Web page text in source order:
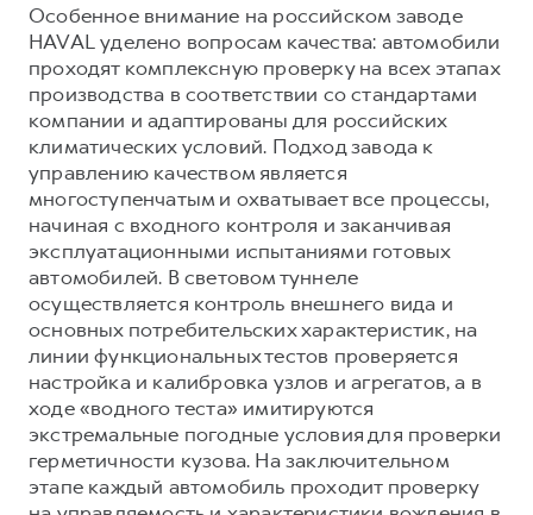
Особенное внимание на российском заводе
HAVAL уделено вопросам качества: автомобили
проходят комплексную проверку на всех этапах
производства в соответствии со стандартами
компании и адаптированы для российских
климатических условий. Подход завода к
управлению качеством является
многоступенчатым и охватывает все процессы,
начиная с входного контроля и заканчивая
эксплуатационными испытаниями готовых
автомобилей. В световом туннеле
осуществляется контроль внешнего вида и
основных потребительских характеристик, на
линии функциональных тестов проверяется
настройка и калибровка узлов и агрегатов, а в
ходе «водного теста» имитируются
экстремальные погодные условия для проверки
герметичности кузова. На заключительном
этапе каждый автомобиль проходит проверку